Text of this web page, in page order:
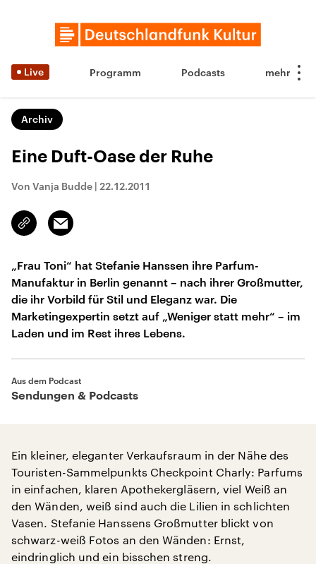
Live Programm Podcasts
Archiv
Eine Duft-Oase der Ruhe
Von Vanja Budde | 22.12.2011
Link
kopieren/teilen
Email
„Frau Toni“ hat Stefanie Hanssen ihre Parfum-
Manufaktur in Berlin genannt – nach ihrer Großmutter,
die ihr Vorbild für Stil und Eleganz war. Die
Marketingexpertin setzt auf „Weniger statt mehr“ – im
Laden und im Rest ihres Lebens.
Aus dem Podcast
Sendungen & Podcasts
Ein kleiner, eleganter Verkaufsraum in der Nähe des
Touristen-Sammelpunkts Checkpoint Charly: Parfums
in einfachen, klaren Apothekergläsern, viel Weiß an
den Wänden, weiß sind auch die Lilien in schlichten
Vasen. Stefanie Hanssens Großmutter blickt von
schwarz-weiß Fotos an den Wänden: Ernst,
eindringlich und ein bisschen streng.